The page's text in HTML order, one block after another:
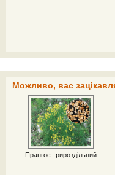
Можливо, вас
Прангос трироздільний